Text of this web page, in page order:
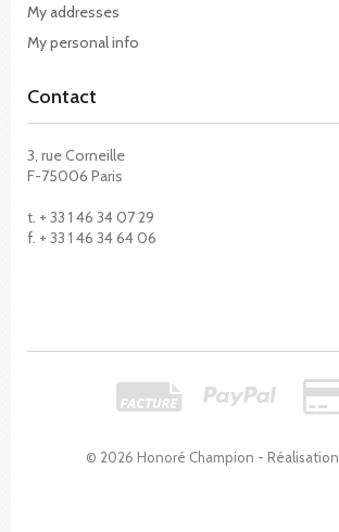
© 2026 Honoré Champion - Réalisation
My addresses
My personal info
Contact
3, rue Corneille
F-75006 Paris
t. + 33 1 46 34 07 29
f. + 33 1 46 34 64 06